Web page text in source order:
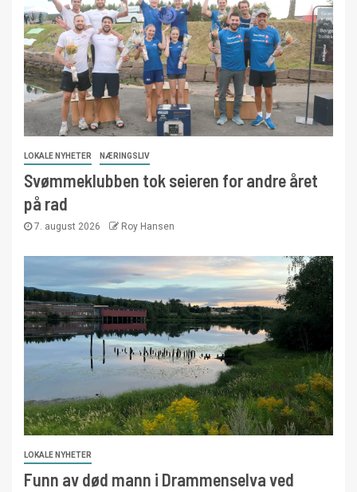
LOKALE NYHETER NÆRINGSLIV
Svømmeklubben tok seieren for andre året
på rad
7. august 2026 Roy Hansen
LOKALE NYHETER
Funn av død mann i Drammenselva ved